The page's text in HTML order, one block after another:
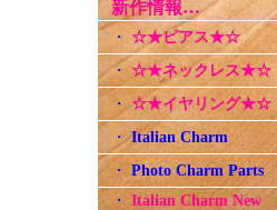
新作情報…
・ ☆★ピアス★☆
・ ☆★ネックレス★☆
・☆★イヤリング★☆
・Italian Charm
・Photo Charm Parts
・ Italian Charm